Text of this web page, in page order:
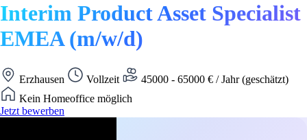
Interim Product Asset Specialist
EMEA (m/w/d)
Erzhausen Vollzeit
45000 - 65000 € / Jahr (geschätzt)
Kein Homeoffice möglich
Jetzt bewerben